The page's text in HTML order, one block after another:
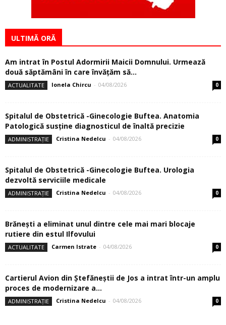
ULTIMĂ ORĂ
Am intrat în Postul Adormirii Maicii Domnului. Urmează
două săptămâni în care învăţăm să...
ACTUALITATE Ionela Chircu - 04/08/2026 0
Spitalul de Obstetrică -Ginecologie Buftea. Anatomia
Patologică susţine diagnosticul de înaltă precizie
ADMINISTRAȚIE Cristina Nedelcu - 04/08/2026 0
Spitalul de Obstetrică -Ginecologie Buftea. Urologia
dezvoltă serviciile medicale
ADMINISTRAȚIE Cristina Nedelcu - 04/08/2026 0
Brănești a eliminat unul dintre cele mai mari blocaje
rutiere din estul Ilfovului
ACTUALITATE Carmen Istrate - 04/08/2026 0
Cartierul Avion din Ştefăneştii de Jos a intrat într-un amplu
proces de modernizare a...
ADMINISTRAȚIE Cristina Nedelcu - 04/08/2026 0